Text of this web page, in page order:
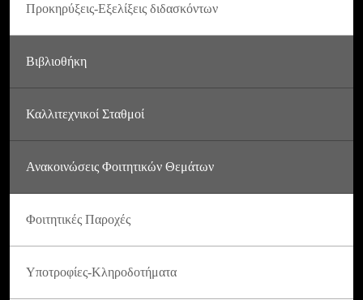
Προκηρύξεις-Εξελίξεις διδασκόντων
Βιβλιοθήκη
Καλλιτεχνικοί Σταθμοί
Ανακοινώσεις Φοιτητικών Θεμάτων
Φοιτητικές Παροχές
Υποτροφίες-Κληροδοτήματα